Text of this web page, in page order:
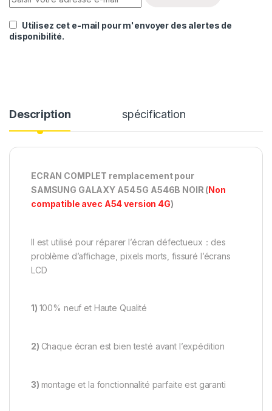
Utilisez cet e-mail pour m'envoyer des alertes de
disponibilité.
Description spécification
ECRAN COMPLET remplacement pour
SAMSUNG GALAXY A54 5G A546B NOIR (Non
compatible avec A54 version 4G)
Il est utilisé pour réparer l’écran défectueux：des
problème d’affichage, pixels morts, fissuré l’écrans
LCD
1) 100% neuf et Haute Qualité
2) Chaque écran est bien testé avant l’expédition
3) montage et la fonctionnalité parfaite est garanti